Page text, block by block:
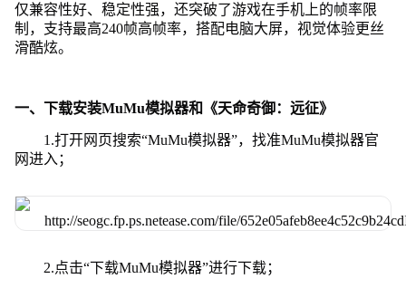
仅兼容性好、稳定性强，还突破了游戏在手机上的帧率限
制，支持最高240帧高帧率，搭配电脑大屏，视觉体验更丝
滑酷炫。
一、下载安装MuMu模拟器和《天命奇御：远征》
1.打开网页搜索“MuMu模拟器”，找准MuMu模拟器官
网进入；
2.点击“下载MuMu模拟器”进行下载；